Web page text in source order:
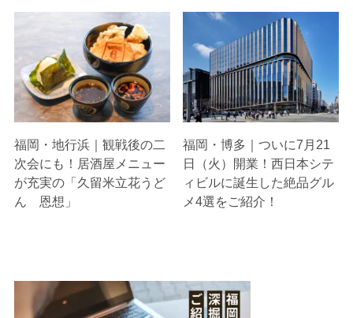
福岡・地行浜｜観戦後の二
次会にも！居酒屋メニュー
が充実の「久留米立花うど
ん 恩想」
福岡・博多｜ついに7月21
日（火）開業！西日本シテ
ィビルに誕生した絶品グル
メ4選をご紹介！